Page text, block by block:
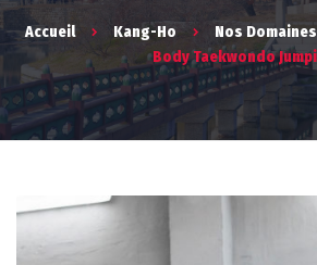
Accueil Kang-Ho
Nos
Body Taekwondo